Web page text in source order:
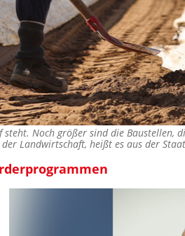
Noch größer sind die Baustellen,
Landwirtschaft, heißt es aus der